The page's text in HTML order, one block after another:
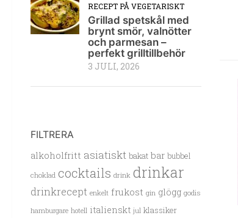
RECEPT PÅ VEGETARISKT
Grillad spetskål med
brynt smör, valnötter
och parmesan –
perfekt grilltillbehör
3 JULI, 2026
FILTRERA
alkoholfritt asiatiskt bakat bar bubbel
choklad cocktails drink drinkar
drinkrecept enkelt frukost gin glögg godis
hamburgare hotell italienskt jul klassiker